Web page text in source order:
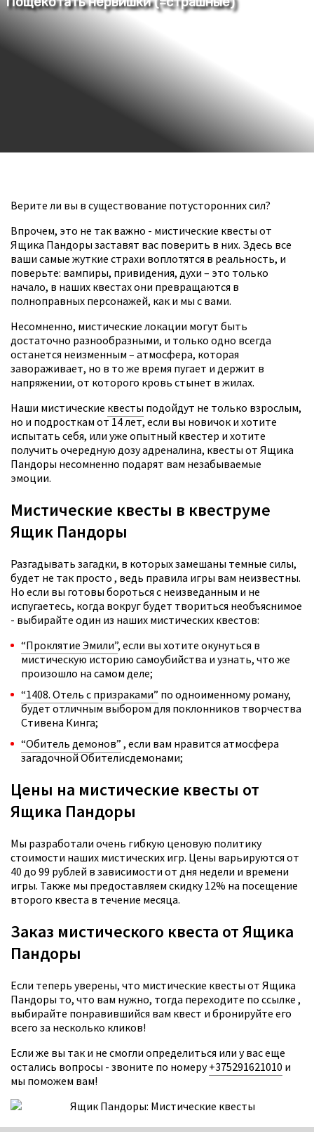
Верите ли вы в существование потусторонних сил?
Впрочем, это не так важно - мистические квесты от
Ящика Пандоры заставят вас поверить в них. Здесь все
ваши самые жуткие страхи воплотятся в реальность, и
поверьте: вампиры, привидения, духи – это только
начало, в наших квестах они превращаются в
полноправных персонажей, как и мы с вами.
Несомненно, мистические локации могут быть
достаточно разнообразными, и только одно всегда
останется неизменным – атмосфера, которая
завораживает, но в то же время пугает и держит в
напряжении, от которого кровь стынет в жилах.
Наши мистические квесты подойдут не только взрослым,
но и подросткам от 14 лет, если вы новичок и хотите
испытать себя, или уже опытный квестер и хотите
получить очередную дозу адреналина, квесты от Ящика
Пандоры несомненно подарят вам незабываемые
эмоции.
Мистические квесты в квеструме
Ящик Пандоры
Разгадывать загадки, в которых замешаны темные силы,
будет не так просто , ведь правила игры вам неизвестны.
Но если вы готовы бороться с неизведанным и не
испугаетесь, когда вокруг будет твориться необъяснимое
- выбирайте один из наших мистических квестов:
“Проклятие Эмили”, если вы хотите окунуться в
мистическую историю самоубийства и узнать, что же
произошло на самом деле;
“1408. Отель с призраками” по одноименному роману,
будет отличным выбором для поклонников творчества
Стивена Кинга;
“Обитель демонов” , если вам нравится атмосфера
загадочной Обителисдемонами;
Цены на мистические квесты от
Ящика Пандоры
Мы разработали очень гибкую ценовую политику
стоимости наших мистических игр. Цены варьируются от
40 до 99 рублей в зависимости от дня недели и времени
игры. Также мы предоставляем скидку 12% на посещение
второго квеста в течение месяца.
Заказ мистического квеста от Ящика
Пандоры
Если теперь уверены, что мистические квесты от Ящика
Пандоры то, что вам нужно, тогда переходите по ссылке ,
выбирайте понравившийся вам квест и бронируйте его
всего за несколько кликов!
Если же вы так и не смогли определиться или у вас еще
остались вопросы - звоните по номеру+375291621010 и
мы поможем вам!